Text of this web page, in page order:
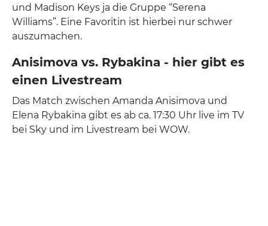
und Madison Keys ja die Gruppe “Serena
Williams”. Eine Favoritin ist hierbei nur schwer
auszumachen.
Anisimova vs. Rybakina - hier gibt es
einen Livestream
Das Match zwischen Amanda Anisimova und
Elena Rybakina gibt es ab ca. 17:30 Uhr live im TV
bei Sky und im Livestream bei WOW.